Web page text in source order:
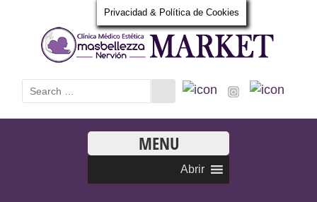
MENU
Abrir
Privacidad & Política de Cookies